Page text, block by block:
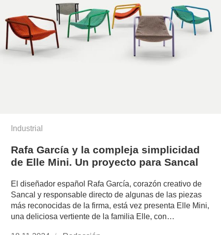
Industrial
Rafa García y la compleja simplicidad
de Elle Mini. Un proyecto para Sancal
El diseñador español Rafa García, corazón creativo de
Sancal y responsable directo de algunas de las piezas
más reconocidas de la firma, está vez presenta Elle Mini,
una deliciosa vertiente de la familia Elle, con…